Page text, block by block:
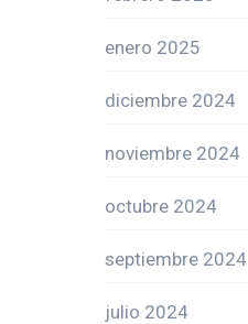
enero 2025
diciembre 2024
noviembre 2024
octubre 2024
septiembre 2024
julio 2024